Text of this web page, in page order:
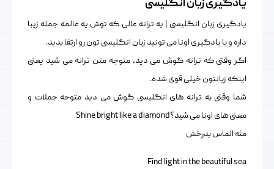
یادگیری زبان انگلیسی
یادگیری زبان انگلیسی | یه ترانه عالی که توش یه عالمه جمله زیبا
داره و با یادگیری اونا می تونید زبان انگلیسی تون رو ارتقا بدید.
اگر وقتی که ترانه گوش می دید، متوجه متن ترانه می شید یعنی
اینکه زبانتون خیلی قوی شده.
شما وقتی به ترانه های انگلیسی گوش می دید متوجه جملات و
معنی های اونا می شید؟Shine bright like a diamond
مثه الماس بدرخش
Find light in the beautiful sea